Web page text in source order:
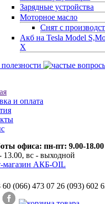
Зарядные устройства
Моторное масло
Снят с
Акб на Tesla Model
X
и оплата
офиса: пн-пт: 9.00-18.00
вс - выходной
60 (066) 473 07 26 (093) 602